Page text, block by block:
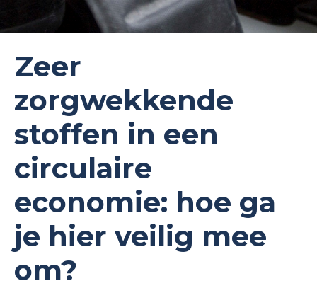
Zeer
zorgwekkende
stoffen in een
circulaire
economie: hoe ga
je hier veilig mee
om?